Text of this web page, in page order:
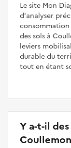
Le site Mon
d'analyser
des sols à
leviers
durable du
tout en étant
Y a-t-il